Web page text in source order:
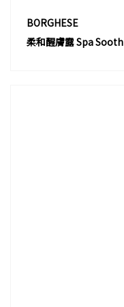
BORGHESE
柔和醒膚露 Spa